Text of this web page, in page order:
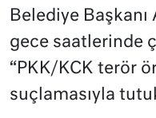
Belediye
gece saatlerinde
“PKK/KCK terör
suçlamasıyla